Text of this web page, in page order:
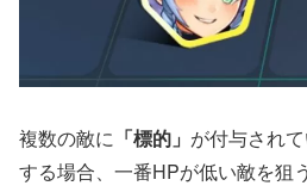
複数の敵に 「標的」 が付与され
する場合、一番HPが低い敵を狙